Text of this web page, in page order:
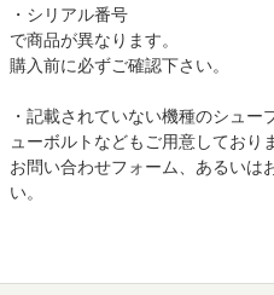
・シリアル番号
で商品が異なります。
購入前に必ずご確認下さい。
・記載されていない機種のシュ
ューボルトなどもご用意しており
お問い合わせフォーム、あるいは
い。